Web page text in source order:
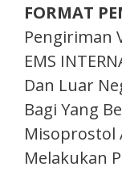
FORMAT
Pengiriman
EMS
Dan Luar
Bagi Yang
Misoprostol
Melakukan